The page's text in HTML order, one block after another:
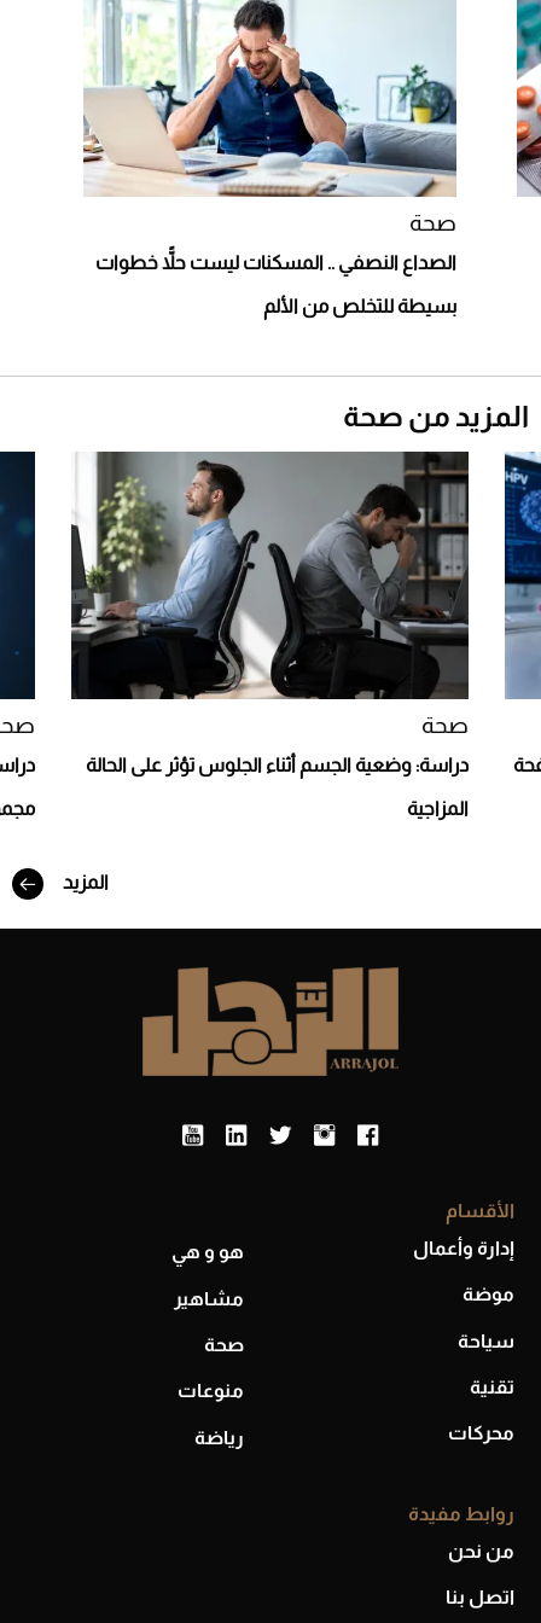
أغلى 10 عطور في العالم للرجال تمنحك فخامة
استثنائية
Aston Martin Valiant: على هوى الأبطال
"بوجاتي ميسترال" الاستثنائية للبيع في مزاد
مونتيري
2026-07-23
صحة
الصداع النصفي .. المسكنات ليست حلاًّ خطوات
بسيطة للتخلص من الألم
المزيد من صحة
صحة
دراسة: وضعية الجسم أثناء الجلوس تؤثر على الحالة
المزاجية
المزيد
الأقسام
إدارة وأعمال
موضة
سياحة
تقنية
محركات
هو و هي
مشاهير
صحة
منوعات
رياضة
روابط مفيدة
من نحن
اتصل بنا